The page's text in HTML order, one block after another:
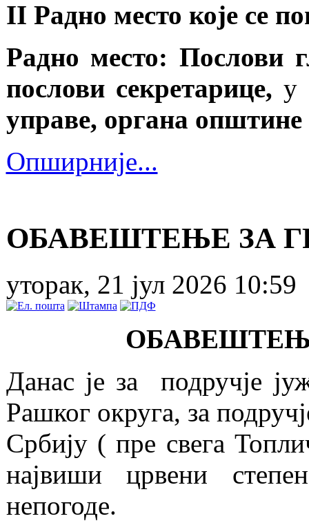
II Радно место које се
Радно место: Послови
послови секретарице, у
управе, органа
Опширније...
ОБАВЕШТЕЊЕ ЗА
уторак, 21 јул 2026 10:59
Данас је за подручје
Рашког округа, за
Србију ( пре свега
највиши црвени
непогоде.